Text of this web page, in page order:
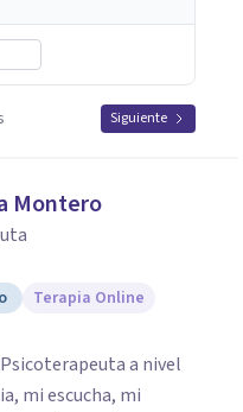
Siguiente
Montero
Terapia Online
a nivel
mi escucha, mi